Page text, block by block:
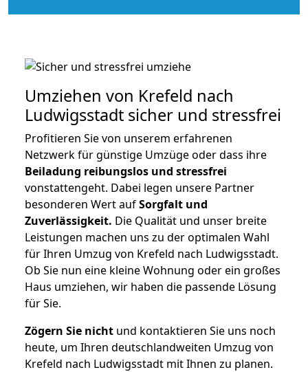
Umziehen von Krefeld nach
Ludwigsstadt sicher und stressfrei
Profitieren Sie von unserem erfahrenen
Netzwerk für günstige Umzüge oder dass ihre
Beiladung reibungslos und stressfrei
vonstattengeht. Dabei legen unsere Partner
besonderen Wert aufSorgfalt und
Zuverlässigkeit. Die Qualität und unser breite
Leistungen machen uns zu der optimalen Wahl
für Ihren Umzug von Krefeld nach Ludwigsstadt.
Ob Sie nun eine kleine Wohnung oder ein großes
Haus umziehen, wir haben die passende Lösung
für Sie.
Zögern Sie nicht und kontaktieren Sie uns noch
heute, um Ihren deutschlandweiten Umzug von
Krefeld nach Ludwigsstadt mit Ihnen zu planen.